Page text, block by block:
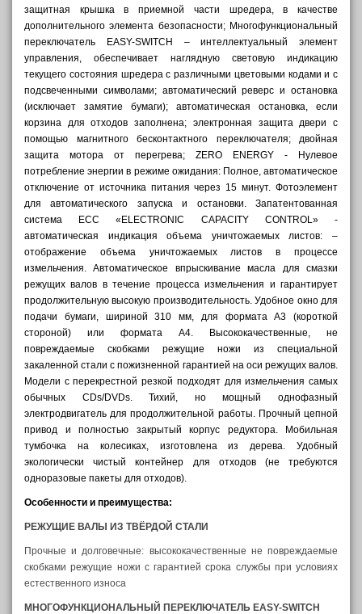
защитная крышка в приемной части шредера, в качестве
дополнительного элемента безопасности; Многофункциональный
переключатель EASY-SWITCH – интеллектуальный элемент
управления, обеспечивает наглядную световую индикацию
текущего состояния шредера с различными цветовыми кодами и с
подсвеченными символами; автоматический реверс и остановка
(исключает замятие бумаги); автоматическая остановка, если
корзина для отходов заполнена; электронная защита двери с
помощью магнитного бесконтактного переключателя; двойная
защита мотора от перегрева; ZERO ENERGY - Нулевое
потребление энергии в режиме ожидания: Полное, автоматическое
отключение от источника питания через 15 минут. Фотоэлемент
для автоматического запуска и остановки. Запатентованная
система ECC «ELECTRONIC CAPACITY CONTROL» -
автоматическая индикация объема уничтожаемых листов: –
отображение объема уничтожаемых листов в процессе
измельчения. Автоматическое впрыскивание масла для смазки
режущих валов в течение процесса измельчения и гарантирует
продолжительную высокую производительность. Удобное окно для
подачи бумаги, шириной 310 мм, для формата A3 (короткой
стороной) или формата A4. Высококачественные, не
повреждаемые скобками режущие ножи из специальной
закаленной стали с пожизненной гарантией на оси режущих валов.
Модели с перекрестной резкой подходят для измельчения самых
обычных CDs/DVDs. Тихий, но мощный однофазный
электродвигатель для продолжительной работы. Прочный цепной
привод и полностью закрытый корпус редуктора. Мобильная
тумбочка на колесиках, изготовлена из дерева. Удобный
экологически чистый контейнер для отходов (не требуются
одноразовые пакеты для отходов).
Особенности и преимущества:
РЕЖУЩИЕ ВАЛЫ ИЗ ТВЁРДОЙ СТАЛИ
Прочные и долговечные: высококачественные не повреждаемые
скобками режущие ножи с гарантией срока службы при условиях
естественного износа
МНОГОФУНКЦИОНАЛЬНЫЙ ПЕРЕКЛЮЧАТЕЛЬ EASY-SWITCH